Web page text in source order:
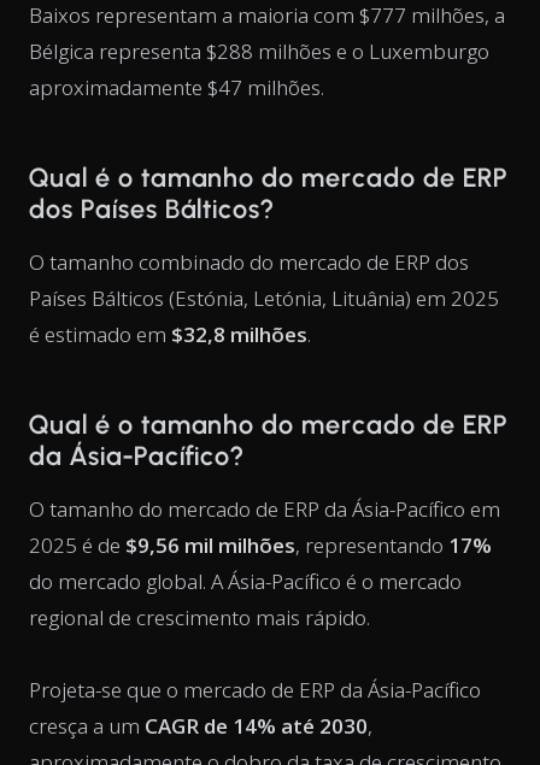
Baixos representam a maioria com $777 milhões, a
Bélgica representa $288 milhões e o Luxemburgo
aproximadamente $47 milhões.
Qual é o tamanho do mercado de ERP
dos Países Bálticos?
O tamanho combinado do mercado de ERP dos
Países Bálticos (Estónia, Letónia, Lituânia) em 2025
é estimado em $32,8 milhões.
Qual é o tamanho do mercado de ERP
da Ásia-Pacífico?
O tamanho do mercado de ERP da Ásia-Pacífico em
2025 é de $9,56 mil milhões, representando 17%
do mercado global. A Ásia-Pacífico é o mercado
regional de crescimento mais rápido.
Projeta-se que o mercado de ERP da Ásia-Pacífico
cresça a um CAGR de 14% até 2030,